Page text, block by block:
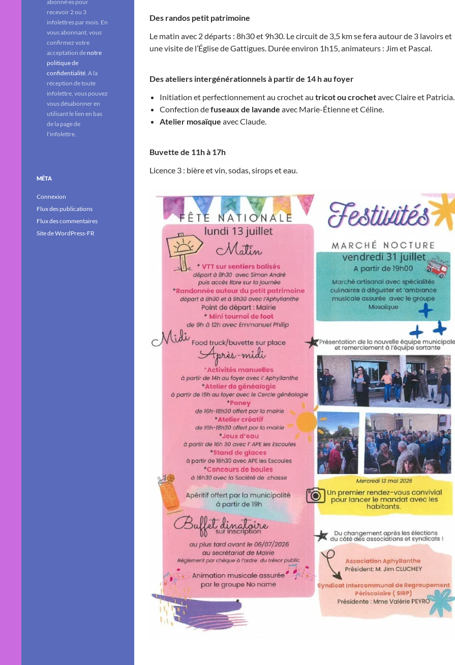
Des randos petit patrimoine
Le matin avec 2 départs : 8h30 et 9h30. Le circuit de 3,5 km se fera autour de 3 lavoirs et
une visite de l’Église de Gattigues. Durée environ 1h15, animateurs : Jim et Pascal.
Des ateliers intergénérationnels à partir de 14 h au foyer
Initiation et perfectionnement au crochet au tricot ou crochetavec Claire et Patricia.
Confection defuseaux de lavande avec Marie-Étienne et Céline.
Atelier mosaïque avec Claude.
Buvette de 11h à 17h
Licence 3 : bière et vin, sodas, sirops et eau.
abonné·es pour
recevoir 2 ou 3
infolettres par mois. En
vous abonnant, vous
confirmez votre
acceptation de notre
politique de
confidentialité. A la
réception de toute
infolettre, vous pouvez
vous désabonner en
utilisant le lien en bas
de la page de
l'infolettre.
MÉTA
Connexion
Flux des publications
Flux des commentaires
Site de WordPress-FR